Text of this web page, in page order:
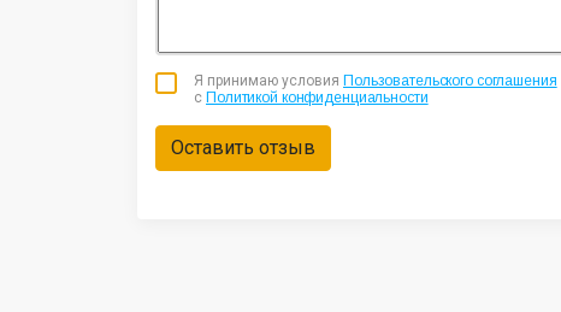
Я принимаю условия Пользовательского соглашения
с Политикой конфиденциальности
Оставить отзыв